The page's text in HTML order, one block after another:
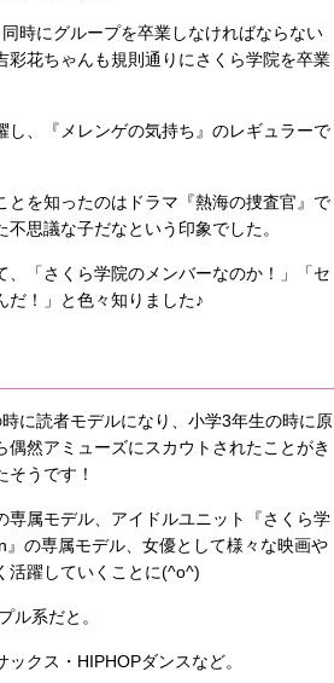
時にグループを卒業しなければならない
彩花ちゃんも規則通りにさくら学院を卒業
し、『メレンゲの気持ち』のレギュラーで
とを知ったのはドラマ『熱海の捜査官』で
思議な子だなという印象でした。
、「さくら学院のメンバーなのか！」「セ
だ！」と色々知りました♪
に読者モデルになり、小学3年生の時に原
然アミューズにスカウトされたことがき
そうです！
属モデル、アイドルユニット『さくら学
の専属モデル、女優として様々な映画や
活躍していくことに(^o^)
ル系だと。
クス・HIPHOPダンスなど。